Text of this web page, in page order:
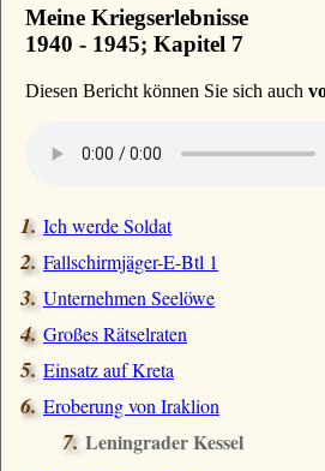
Meine Kriegserlebnisse
1940 - 1945; Kapitel 7
Diesen Bericht können Sie sich auch
Ich werde Soldat
Fallschirmjäger-E-Btl 1
Unternehmen Seelöwe
Großes Rätselraten
Einsatz auf Kreta
Eroberung von Iraklion
Leningrader Kessel